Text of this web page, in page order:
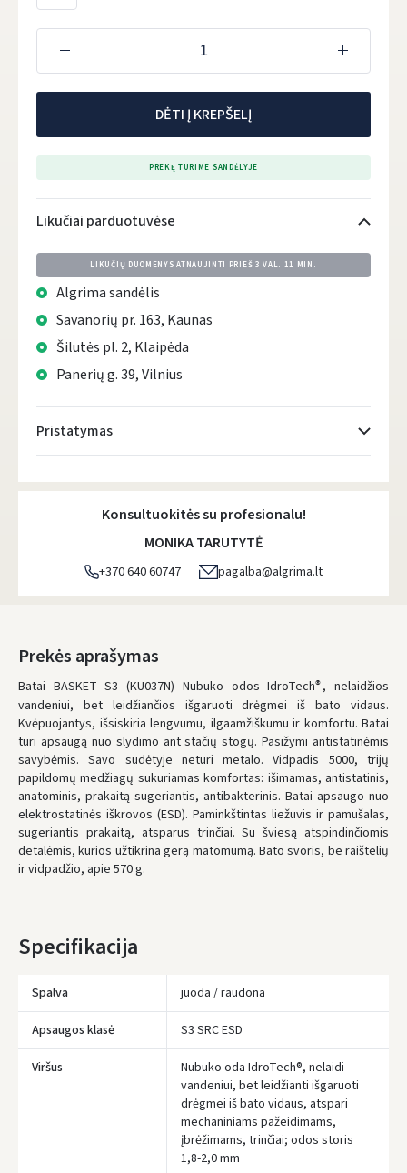
DĖTI Į KREPŠELĮ
PREKĘ TURIME SANDĖLYJE
Likučiai parduotuvėse
LIKUČIŲ DUOMENYS ATNAUJINTI PRIEŠ 3 VAL. 11 MIN.
Algrima sandėlis
Savanorių pr. 163, Kaunas
Šilutės pl. 2, Klaipėda
Panerių g. 39, Vilnius
Pristatymas
Atsiėmimo taškai- 0.00 €
DPD kurjeris - 0.00 €
DPD paštomatai- 0.00 €
LP Express paštomatai
LP Express kurjeris- 0.00 €
Pirmadienį, Rugpjūčio 10 d.
ŠIĄ PREKĘ PRISTATYSIME JUMSNEMOKAMAI!
* Pristatymo terminai yra preliminarūs ir gali priklausyti nuo kurjerių
užimtumo.
Konsultuokitės su profesionalu!
MONIKA TARUTYTĖ
+370 640 60747 pagalba@algrima.lt
Prekės aprašymas
Batai BASKET S3 (KU037N) Nubuko odos IdroTech®, nelaidžios
vandeniui, bet leidžiančios išgaruoti drėgmei iš bato vidaus.
Kvėpuojantys, išsiskiria lengvumu, ilgaamžiškumu ir komfortu. Batai
turi apsaugą nuo slydimo ant stačių stogų. Pasižymi antistatinėmis
savybėmis. Savo sudėtyje neturi metalo. Vidpadis 5000, trijų
papildomų medžiagų sukuriamas komfortas: išimamas, antistatinis,
anatominis, prakaitą sugeriantis, antibakterinis. Batai apsaugo nuo
elektrostatinės iškrovos (ESD). Paminkštintas liežuvis ir pamušalas,
sugeriantis prakaitą, atsparus trinčiai. Su šviesą atspindinčiomis
detalėmis, kurios užtikrina gerą matomumą. Bato svoris, be raištelių
ir vidpadžio, apie 570 g.
Specifikacija
Spalva juoda / raudona
Apsaugos klasė S3 SRC ESD
Viršus
Nubuko oda IdroTech®, nelaidi
vandeniui, bet leidžianti išgaruoti
drėgmei iš bato vidaus, atspari
mechaniniams pažeidimams,
įbrėžimams, trinčiai; odos storis
1,8-2,0 mm